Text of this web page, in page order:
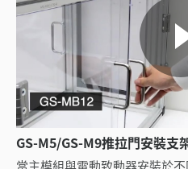
GS-M5/GS-M9推拉門安裝支